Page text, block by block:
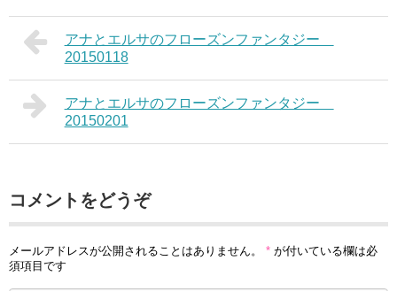
アナとエルサのフローズンファンタジー
20150118
アナとエルサのフローズンファンタジー
20150201
コメントをどうぞ
メールアドレスが公開されることはありません。 * が付いている欄は必
須項目です